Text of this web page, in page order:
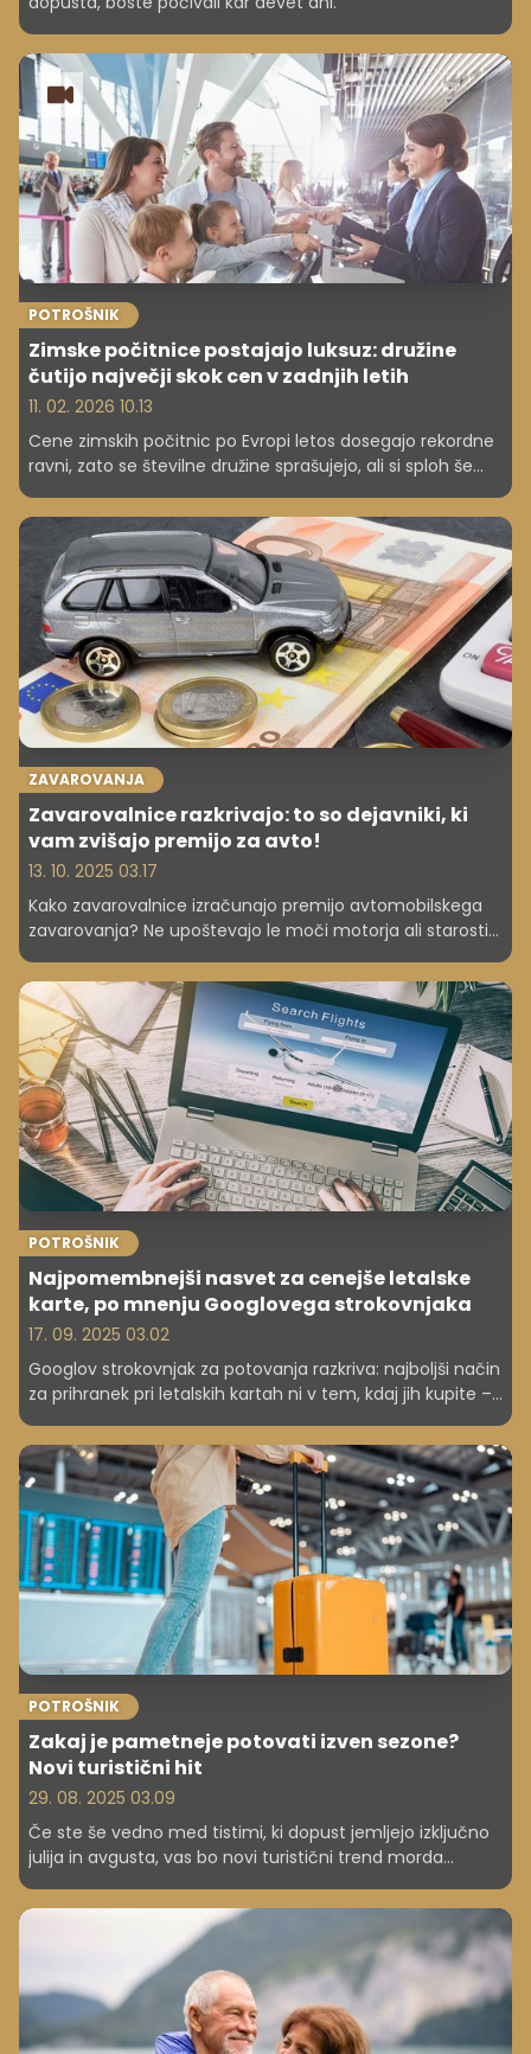
POTROŠNIK
Zimske počitnice postajajo luksuz: družine
čutijo največji skok cen v zadnjih letih
11. 02. 2026 10.13
Cene zimskih počitnic po Evropi letos dosegajo rekordne
ravni, zato se številne družine sprašujejo, ali si sploh še
lahko privoščijo klasičen oddih. Poglejte, zakaj so stroški
tako zrasli in katere rešitve izbirajo gospodinjstva. Kako je
pri nas v Sloveniji?
ZAVAROVANJA
Zavarovalnice razkrivajo: to so dejavniki, ki
vam zvišajo premijo za avto!
13. 10. 2025 03.17
Kako zavarovalnice izračunajo premijo avtomobilskega
zavarovanja? Ne upoštevajo le moči motorja ali starosti
zavarovanja pogosto spremeni ob menjavi vozila, po
nesreči in včasih lahko tudi ob selitvi.
POTROŠNIK
Najpomembnejši nasvet za cenejše letalske
karte, po mnenju Googlovega strokovnjaka
17. 09. 2025 03.02
Googlov strokovnjak za potovanja razkriva: najboljši način
za prihranek pri letalskih kartah ni v tem, kdaj jih kupite –
13 %.
POTROŠNIK
Zakaj je pametneje potovati izven sezone?
Novi turistični hit
29. 08. 2025 03.09
Če ste še vedno med tistimi, ki dopust jemljejo izključno
julija in avgusta, vas bo novi turistični trend morda
potovanje izven glavne sezone – jeseni, pozimi ali zgodaj
spomladi – ne le prijetnejše, ampak tudi pametnejša
finančna odločitev.